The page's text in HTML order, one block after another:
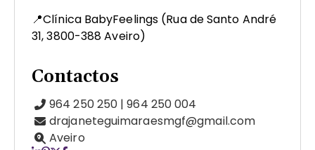
📍Clínica BabyFeelings (Rua de Santo André
31, 3800-388 Aveiro)
Contactos
964 250 250 | 964 250 004
drajaneteguimaraesmgf@gmail.com
Aveiro